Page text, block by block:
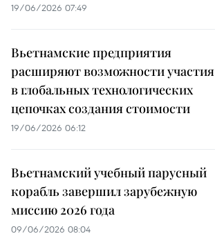
19/06/2026 07:49
Вьетнамские предприятия
расширяют возможности участия
в глобальных технологических
цепочках создания стоимости
19/06/2026 06:12
Вьетнамский учебный парусный
корабль завершил зарубежную
миссию 2026 года
09/06/2026 08:04